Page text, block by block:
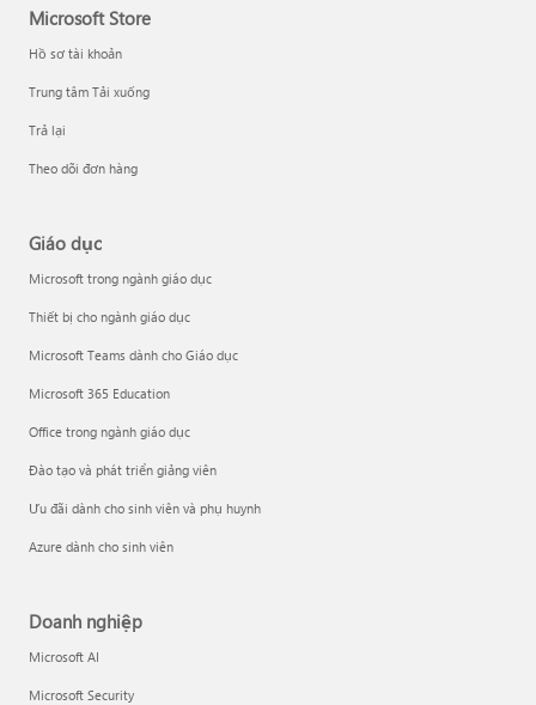
Microsoft Store
Hồ sơ tài khoản
Trung tâm Tải xuống
Trả lại
Theo dõi đơn hàng
Giáo dục
Microsoft trong ngành giáo dục
Thiết bị cho ngành giáo dục
Microsoft Teams dành cho Giáo dục
Microsoft 365 Education
Office trong ngành giáo dục
Đào tạo và phát triển giảng viên
Ưu đãi dành cho sinh viên và phụ huynh
Azure dành cho sinh viên
Doanh nghiệp
Microsoft AI
Microsoft Security